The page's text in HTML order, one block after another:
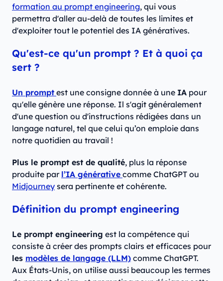
formation au prompt engineering, qui vous
permettra d'aller au-delà de toutes les limites et
d'exploiter tout le potentiel des IA génératives.
Qu'est-ce qu'un prompt ? Et à quoi ça
sert ?
Un prompt est une consigne donnée à une IA pour
qu'elle génère une réponse. Il s'agit généralement
d'une question ou d'instructions rédigées dans un
langage naturel, tel que celui qu’on emploie dans
notre quotidien au travail !
Plus le prompt est de qualité, plus la réponse
produite par l’IA générative comme ChatGPT ou
Midjourney sera pertinente et cohérente.
Définition du prompt engineering
Le prompt engineering est la compétence qui
consiste à créer des prompts clairs et efficaces pour
les modèles de langage (LLM) comme ChatGPT.
Aux États-Unis, on utilise aussi beaucoup les termes